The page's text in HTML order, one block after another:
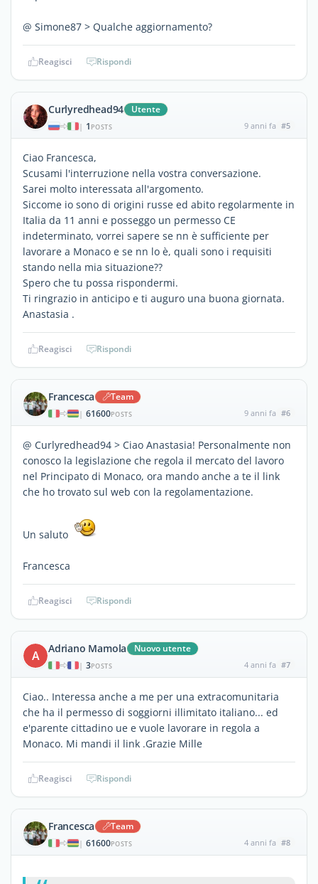
@ Simone87 > Qualche aggiornamento?
Reagisci Rispondi
Curlyredhead94 Utente
| 1 POSTS 9 anni fa #5
Ciao Francesca,
Scusami l'interruzione nella vostra conversazione.
Sarei molto interessata all'argomento.
Siccome io sono di origini russe ed abito regolarmente in
Italia da 11 anni e posseggo un permesso CE
indeterminato, vorrei sapere se nn è sufficiente per
lavorare a Monaco e se nn lo è, quali sono i requisiti
stando nella mia situazione??
Spero che tu possa rispondermi.
Ti ringrazio in anticipo e ti auguro una buona giornata.
Anastasia .
Reagisci Rispondi
Francesca Team
| 61600POSTS 9 anni fa #6
@ Curlyredhead94 > Ciao Anastasia! Personalmente non
conosco la legislazione che regola il mercato del lavoro
nel Principato di Monaco, ora mando anche a te il link
che ho trovato sul web con la regolamentazione.
Un saluto
Francesca
Reagisci Rispondi
A Adriano Mamola Nuovo utente
| 3POSTS 4 anni fa #7
Ciao.. Interessa anche a me per una extracomunitaria
che ha il permesso di soggiorni illimitato italiano... ed
e'parente cittadino ue e vuole lavorare in regola a
Monaco. Mi mandi il link .Grazie Mille
Reagisci Rispondi
Francesca Team
| 61600POSTS 4 anni fa #8